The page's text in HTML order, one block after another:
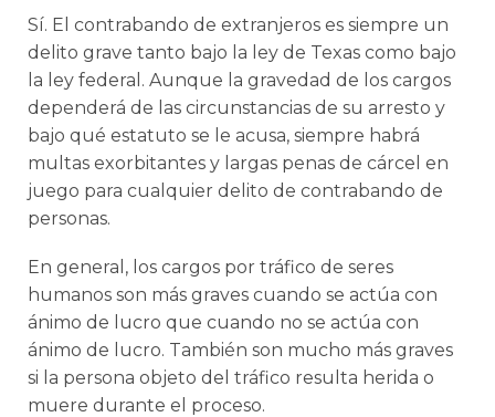
Sí. El contrabando de extranjeros es siempre un
delito grave tanto bajo la ley de Texas como bajo
la ley federal. Aunque la gravedad de los cargos
dependerá de las circunstancias de su arresto y
bajo qué estatuto se le acusa, siempre habrá
multas exorbitantes y largas penas de cárcel en
juego para cualquier delito de contrabando de
personas.
En general, los cargos por tráfico de seres
humanos son más graves cuando se actúa con
ánimo de lucro que cuando no se actúa con
ánimo de lucro. También son mucho más graves
si la persona objeto del tráfico resulta herida o
muere durante el proceso.